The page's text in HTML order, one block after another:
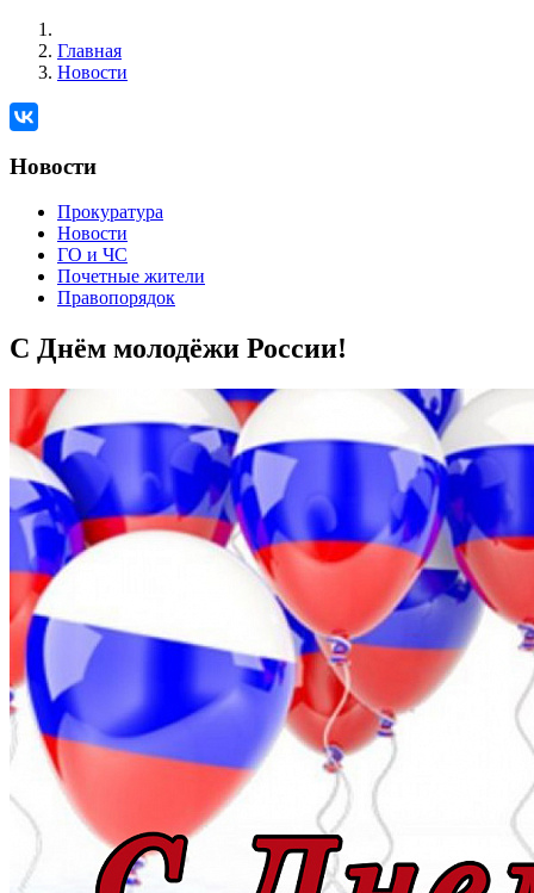
Главная
Новости
Новости
Прокуратура
Новости
ГО и ЧС
Почетные жители
Правопорядок
С Днём молодёжи России!